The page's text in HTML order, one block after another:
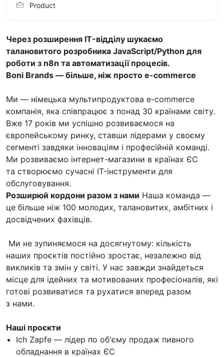
Через розширення IT-відділу шукаємо
талановитого розробника JavaScript/Python для
роботи з n8n та автоматизації процесів.
Boni Brands — більше, ніж просто e-commerce
Ми — німецька мультипродуктова e-commerce
компанія, яка співпрацює з понад 30 країнами світу.
Вже 17 років ми успішно розвиваємося на
європейському ринку, ставши лідерами у своєму
сегменті завдяки інноваціям і професійній команді.
Ми розвиваємо інтернет-магазини в країнах ЄС
та створюємо сучасні IT-інструменти для
обслуговування.
Розширюй кордони разом з нами Наша команда —
це більше ніж 100 молодих, талановитих, амбітних і
досвідчених фахівців.
Ми не зупиняємося на досягнутому: кількість
наших проєктів постійно зростає, незалежно від
викликів та змін у світі. У нас завжди знайдеться
місце для ідейних та мотивованих професіоналів, які
готові розвиватися та рухатися вперед разом
з нами.
Наші проєкти
Ich Zapfe — лідер по об'єму продаж пивного
обладнання в країнах ЄС
Product